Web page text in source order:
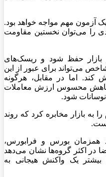
یک آزمون مهم مواجه خواهد بود.
و ۶۰۰ هزار واحدی را می‌توان نخستین مقاومت
بازار حفظ شود و ریسک‌های
می‌تواند برای عبور از این
اما در مقابل، هرگونه
کاهش محسوس ارزش معاملات
نوسانات شود.
به بازار مخابره کرد که روند
بورس و فرابورس،
در اکثر گروه‌ها نشان می‌دهد
بیشتر یک واکنش هیجانی به